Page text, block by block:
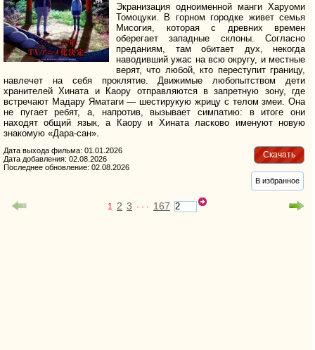
Экранизация одноименной манги Харуоми
Томоцуки. В горном городке живет семья
Мисогия, которая с древних времен
оберегает западные склоны. Согласно
преданиям, там обитает дух, некогда
наводивший ужас на всю округу, и местные
верят, что любой, кто переступит границу,
навлечет на себя проклятие. Движимые любопытством дети
хранителей Хината и Каору отправляются в запретную зону, где
встречают Мадару Яматаги — шестирукую жрицу с телом змеи. Она
не пугает ребят, а, напротив, вызывает симпатию: в итоге они
находят общий язык, а Каору и Хината ласково именуют новую
знакомую «Дара-сан».
Скачать
Дата выхода фильма: 01.01.2026
Дата добавления: 02.08.2026
Последнее обновление: 02.08.2026
В избранное
1 2 3 · · · 167